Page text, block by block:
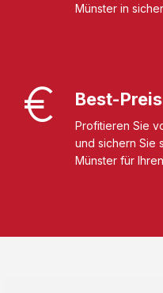
Münster in
Best-
Profitieren Sie
und sichern Sie
Münster für